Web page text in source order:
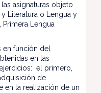
las asignaturas objeto
Literatura o Lengua y
Primera Lengua
en función del
en las
el primero,
de
en la realización de un